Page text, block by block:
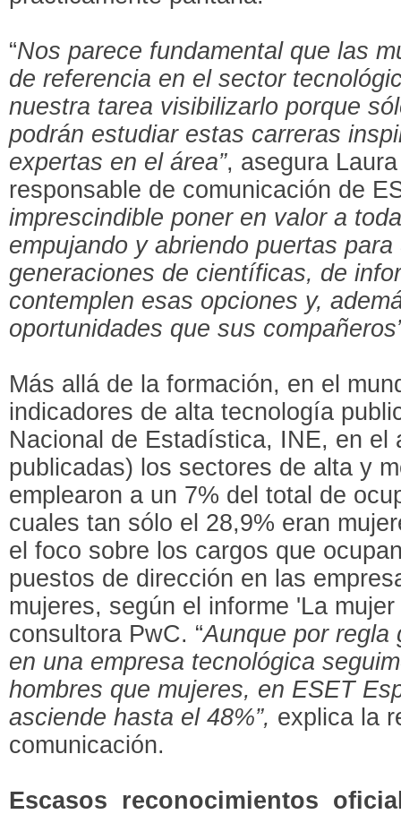
“Nos parece fundamental que las
de referencia en el sector
nuestra tarea visibilizarlo porque
podrán estudiar estas carreras
expertas en el área”, asegura
responsable de comunicación de
imprescindible poner en valor a
empujando y abriendo puertas
generaciones de científicas, de
contemplen esas opciones y,
oportunidades que sus
Más allá de la formación, en el
indicadores de alta tecnología
Nacional de Estadística, INE, en el
publicadas) los sectores de alta y
emplearon a un 7% del total de
cuales tan sólo el 28,9% eran
el foco sobre los cargos que
puestos de dirección en las
mujeres, según el informe 'La
consultora PwC. “Aunque por regla
en una empresa tecnológica
hombres que mujeres, en ESET
asciende hasta el 48%”, explica la
comunicación.
Escasos reconocimientos